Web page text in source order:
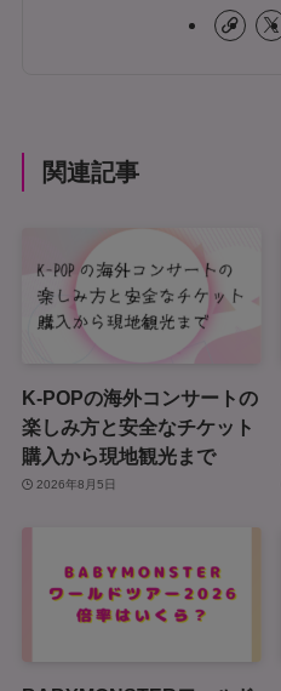
関連記事
K-POPの海外コンサートの
楽しみ方と安全なチケット
購入から現地観光まで
2026年8月5日